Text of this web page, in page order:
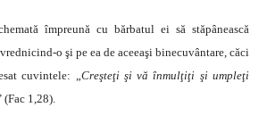
împreună cu bărbatul ei să stăpânească
o şi pe ea de aceeaşi binecuvântare, căci
cuvintele: „ Creşteţi şi vă înmulţiţi şi umpleţi
(Fac 1,28).